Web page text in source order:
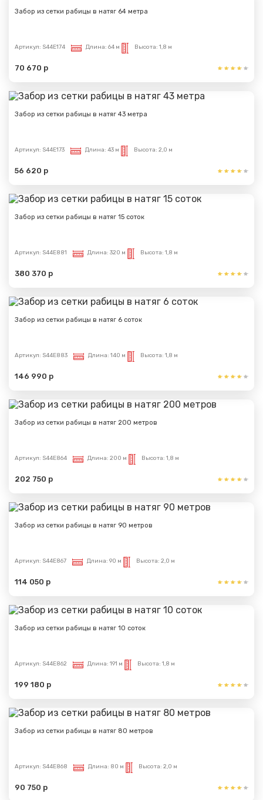
Забор из сетки рабицы в натяг 64 метра
Артикул: S44E174 Длина: 64 м Высота: 1,8 м
70 670 р
Забор из сетки рабицы в натяг 43 метра
Артикул: S44E173 Длина: 43 м Высота: 2,0 м
56 620 р
Забор из сетки рабицы в натяг 15 соток
Артикул: S44E881 Длина: 320 м Высота: 1,8 м
380 370 р
Забор из сетки рабицы в натяг 6 соток
Артикул: S44E883 Длина: 140 м Высота: 1,8 м
146 990 р
Забор из сетки рабицы в натяг 200 метров
Артикул: S44E864 Длина: 200 м Высота: 1,8 м
202 750 р
Забор из сетки рабицы в натяг 90 метров
Артикул: S44E867 Длина: 90 м Высота: 2,0 м
114 050 р
Забор из сетки рабицы в натяг 10 соток
Артикул: S44E862 Длина: 191 м Высота: 1,8 м
199 180 р
Забор из сетки рабицы в натяг 80 метров
Артикул: S44E868 Длина: 80 м Высота: 2,0 м
90 750 р
Сообщение успешно
отправлено
Вами.